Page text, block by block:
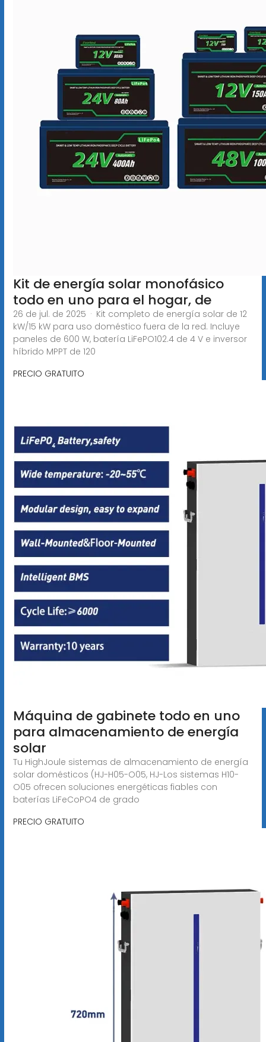
Kit de energía solar monofásico
todo en uno para el hogar, de
26 de jul. de 2025 · Kit completo de energía solar de 12
kW/15 kW para uso doméstico fuera de la red. Incluye
paneles de 600 W, batería LiFePO102.4 de 4 V e inversor
híbrido MPPT de 120
PRECIO GRATUITO
Máquina de gabinete todo en uno
para almacenamiento de energía
solar
Tu HighJoule sistemas de almacenamiento de energía
solar domésticos (HJ-H05-O05, HJ-Los sistemas H10-
O05 ofrecen soluciones energéticas fiables con
baterías LiFeCoPO4 de grado
PRECIO GRATUITO